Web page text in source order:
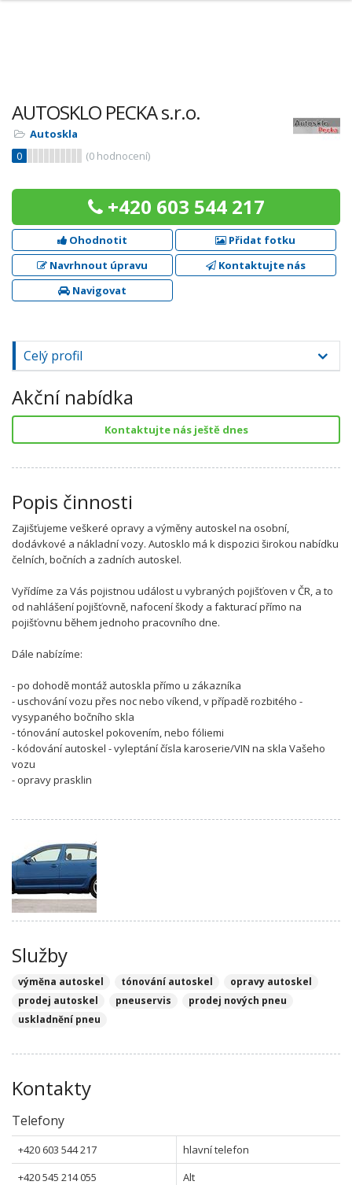
AUTOSKLO PECKA s.r.o.
Autoskla
0
(0 hodnocení)
+420 603 544 217
Ohodnotit
Přidat fotku
Navrhnout úpravu
Kontaktujte nás
Navigovat
Celý profil
Akční nabídka
Kontaktujte nás ještě dnes
Popis činnosti
Zajišťujeme veškeré opravy a výměny autoskel na osobní,
dodávkové a nákladní vozy. Autosklo má k dispozici širokou nabídku
čelních, bočních a zadních autoskel.
Vyřídíme za Vás pojistnou událost u vybraných pojišťoven v ČR, a to
od nahlášení pojišťovně, nafocení škody a fakturací přímo na
pojišťovnu během jednoho pracovního dne.
Dále nabízíme:
- po dohodě montáž autoskla přímo u zákazníka
- uschování vozu přes noc nebo víkend, v případě rozbitého -
vysypaného bočního skla
- tónování autoskel pokovením, nebo fóliemi
- kódování autoskel - vyleptání čísla karoserie/VIN na skla Vašeho
vozu
- opravy prasklin
Služby
výměna autoskel tónování autoskel
opravy autoskel
prodej autoskel
pneuservis
prodej nových pneu
uskladnění pneu
Kontakty
Telefony
+420 603 544 217
hlavní telefon
+420 545 214 055
Alt